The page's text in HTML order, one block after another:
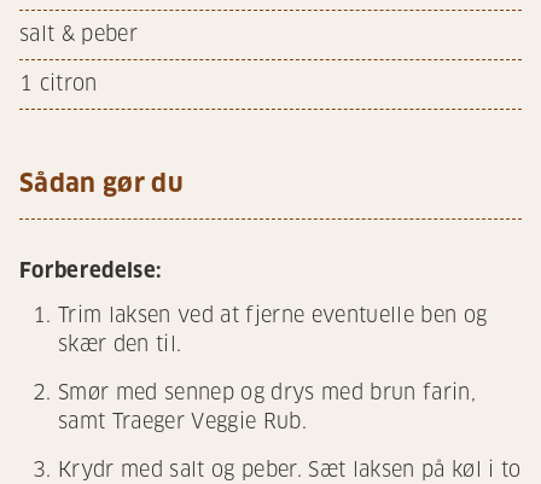
salt & peber
1 citron
Sådan gør du
Forberedelse:
Trim laksen ved at fjerne eventuelle ben og
skær den til.
Smør med sennep og drys med brun farin,
samt Traeger Veggie Rub.
Krydr med salt og peber. Sæt laksen på køl i to